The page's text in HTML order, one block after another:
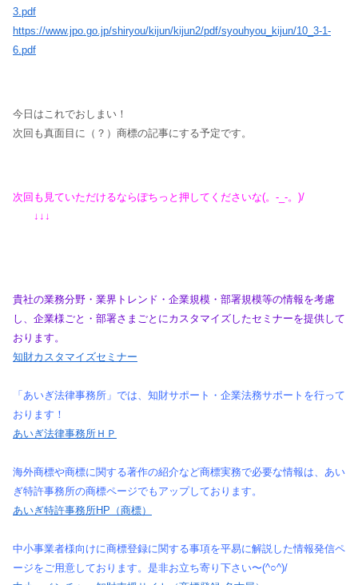
3.pdf
https://www.jpo.go.jp/shiryou/kijun/kijun2/pdf/syouhyou_kijun/10_3-1-
6.pdf
今日はこれでおしまい！
次回も真面目に（？）商標の記事にする予定です。
次回も見ていただけるならぽちっと押してくださいな(。-_-。)/
↓↓↓
貴社の業務分野・業界トレンド・企業規模・部署規模等の情報を考慮
し、企業様ごと・部署さまごとにカスタマイズしたセミナーを提供して
おります。
知財カスタマイズセミナー
「あいぎ法律事務所」では、知財サポート・企業法務サポートを行って
おります！
あいぎ法律事務所ＨＰ
海外商標や商標に関する著作の紹介など商標実務で必要な情報は、あい
ぎ特許事務所の商標ページでもアップしております。
あいぎ特許事務所HP（商標）
中小事業者様向けに商標登録に関する事項を平易に解説した情報発信ペ
ージをご用意しております。是非お立ち寄り下さい〜(^○^)/